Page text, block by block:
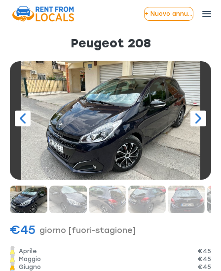
+ Nuovo annuncio
Peugeot 208
€45 giorno [fuori-stagione]
Aprile
€45
Maggio
€45
Giugno
€45